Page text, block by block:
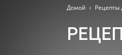
Домой Рецепты